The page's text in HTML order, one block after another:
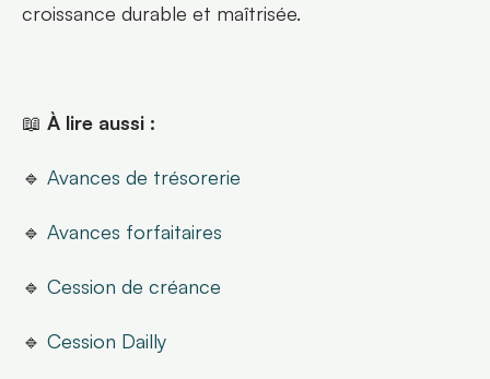
croissance durable et maîtrisée.
📖 À lire aussi :
🔹 Avances de trésorerie
🔹 Avances forfaitaires
🔹 Cession de créance
🔹 Cession Dailly